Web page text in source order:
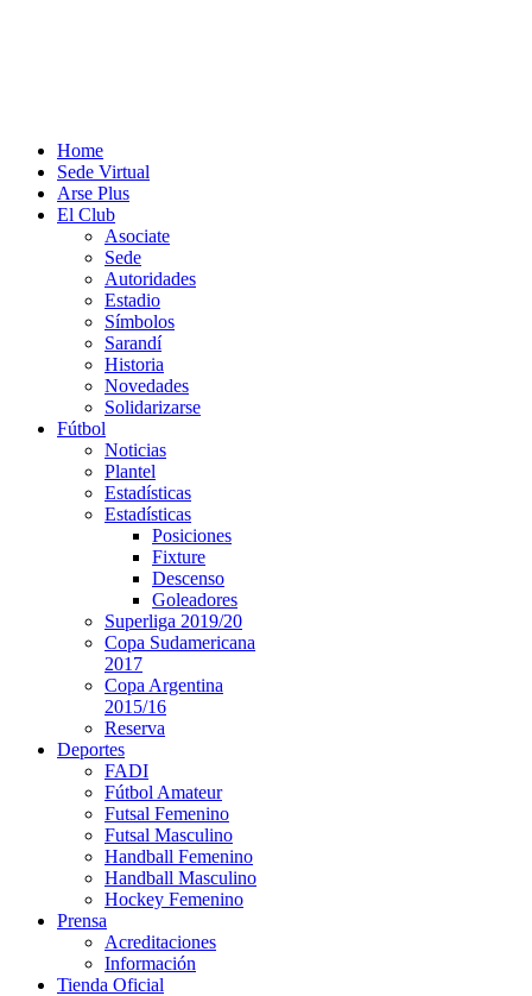
Home
Sede Virtual
Arse Plus
El Club
Asociate
Sede
Autoridades
Estadio
Símbolos
Sarandí
Historia
Novedades
Solidarizarse
Fútbol
Noticias
Plantel
Estadísticas
Estadísticas
Posiciones
Fixture
Descenso
Goleadores
Superliga 2019/20
Copa Sudamericana
2017
Copa Argentina
2015/16
Reserva
Deportes
FADI
Fútbol Amateur
Futsal Femenino
Futsal Masculino
Handball Femenino
Handball Masculino
Hockey Femenino
Prensa
Acreditaciones
Información
Tienda Oficial